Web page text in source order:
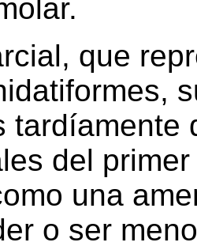
que
tardíamente
del
una
o ser